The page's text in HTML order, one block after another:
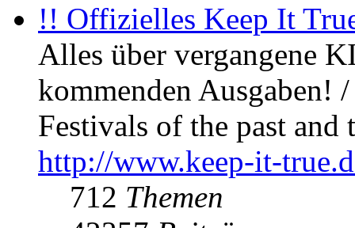
!! Offizielles Keep It
Alles über vergangene
kommenden Ausgaben!
Festivals of the past
http://www.keep-it-
712 Themen